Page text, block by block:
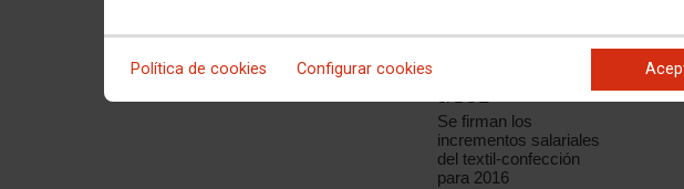
Política de cookies Configurar cookies
El Convenio de
Se firman los
incrementos salariales
del textil-confección
para 2016